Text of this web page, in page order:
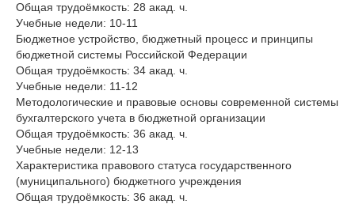
Общая трудоёмкость: 28 акад. ч.
Учебные недели: 10-11
Бюджетное устройство, бюджетный процесс и принципы
бюджетной системы Российской Федерации
Общая трудоёмкость: 34 акад. ч.
Учебные недели: 11-12
Методологические и правовые основы современной системы
бухгалтерского учета в бюджетной организации
Общая трудоёмкость: 36 акад. ч.
Учебные недели: 12-13
Характеристика правового статуса государственного
(муниципального) бюджетного учреждения
Общая трудоёмкость: 36 акад. ч.